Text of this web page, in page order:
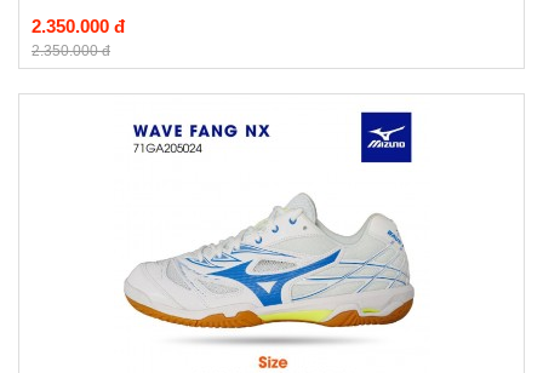
2.350.000 đ
2.350.000 đ